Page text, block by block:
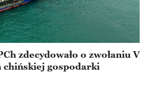
zdecydowało o zwołaniu V
chińskiej gospodarki